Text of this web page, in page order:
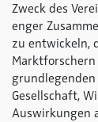
Zweck des
enger
zu entwickeln,
Gesellschaft,
Auswirkungen